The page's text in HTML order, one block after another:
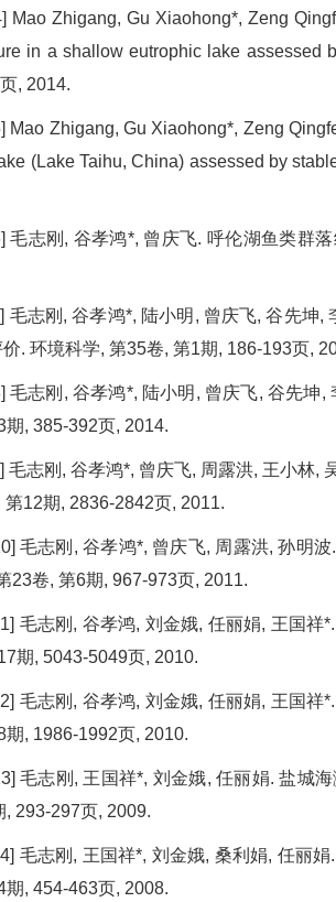
Zhigang, Gu Xiaohong*, Zeng
in a shallow eutrophic lake
, 2014.
Zhigang, Gu Xiaohong*, Zeng
(Lake Taihu, China) assessed by
志刚, 谷孝鸿*, 曾庆飞. 呼伦湖鱼类群落
刚, 谷孝鸿*, 陆小明, 曾庆飞, 谷先坤,
. 环境科学, 第35卷, 第1期, 186-193页,
刚, 谷孝鸿*, 陆小明, 曾庆飞, 谷先坤,
期, 385-392页, 2014.
刚, 谷孝鸿*, 曾庆飞, 周露洪, 王小林,
第12期, 2836-2842页, 2011.
志刚, 谷孝鸿*, 曾庆飞, 周露洪, 孙明波.
23卷, 第6期, 967-973页, 2011.
志刚, 谷孝鸿, 刘金娥, 任丽娟, 王国祥*.
期, 5043-5049页, 2010.
志刚, 谷孝鸿, 刘金娥, 任丽娟, 王国祥*.
期, 1986-1992页, 2010.
志刚, 王国祥*, 刘金娥, 任丽娟. 盐城海
, 293-297页, 2009.
志刚, 王国祥*, 刘金娥, 桑利娟, 任丽娟.
期, 454-463页, 2008.